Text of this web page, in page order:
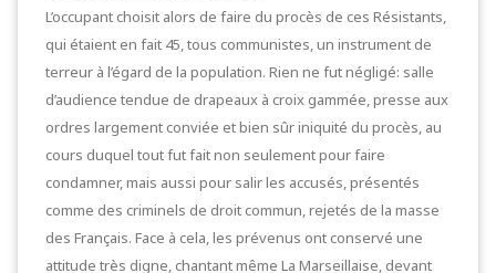
L’occupant choisit alors de faire du procès de ces Résistants,
qui étaient en fait 45, tous communistes, un instrument de
terreur à l’égard de la population. Rien ne fut négligé: salle
d’audience tendue de drapeaux à croix gammée, presse aux
ordres largement conviée et bien sûr iniquité du procès, au
cours duquel tout fut fait non seulement pour faire
condamner, mais aussi pour salir les accusés, présentés
comme des criminels de droit commun, rejetés de la masse
des Français. Face à cela, les prévenus ont conservé une
attitude très digne, chantant même La Marseillaise, devant